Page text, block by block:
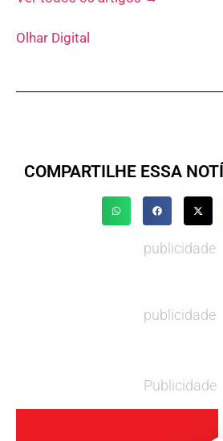
Olhar Digital
COMPARTILHE ESSA
publicidade
publicidade
Publicidade